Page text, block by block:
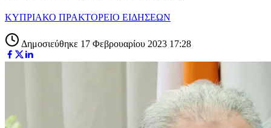
ΚΥΠΡΙΑΚΟ ΠΡΑΚΤΟΡΕΙΟ ΕΙΔΗΣΕΩΝ
Δημοσιεύθηκε 17 Φεβρουαρίου 2023 17:28